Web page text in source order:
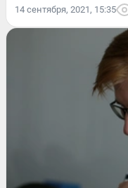
14 сентября, 2021, 15:35